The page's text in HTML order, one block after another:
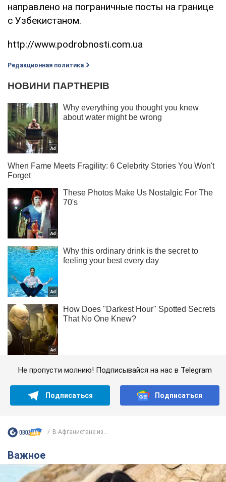
направлено на пограничные посты на границе
с Узбекистаном.
http://www.podrobnosti.com.ua
Редакционная политика
Не пропусти молнию! Подписывайся на нас в Telegram
Подписаться Подписаться
В Афганистане из...
Важное